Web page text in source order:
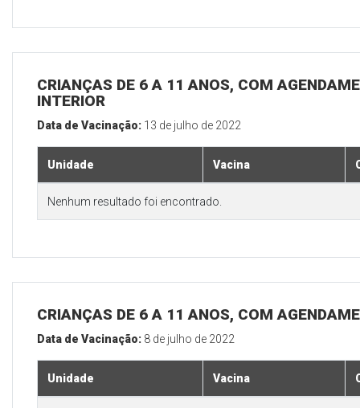
CRIANÇAS DE 6 A 11 ANOS, COM
INTERIOR
Data de Vacinação: 13 de julho de 2022
Unidade Vacina
Nenhum resultado foi encontrado.
CRIANÇAS DE 6 A 11 ANOS, COM
Data de Vacinação: 8 de julho de 2022
Unidade Vacina